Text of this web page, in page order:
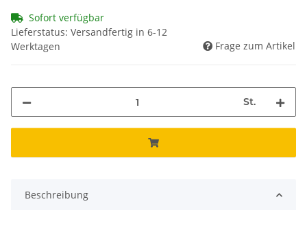
Sofort verfügbar
Lieferstatus: Versandfertig in 6-12
Werktagen
Frage zum Artikel
St.
Beschreibung